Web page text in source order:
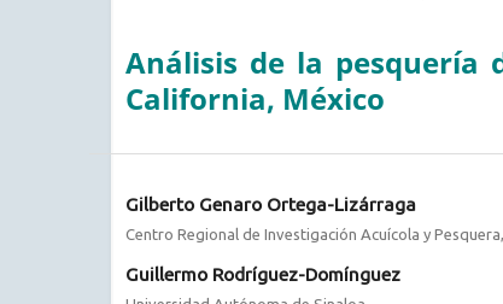
Análisis de la pesquería
California, México
Gilberto Genaro Ortega-Lizárraga
Centro Regional de Investigación Acuícola y Pesquera,
Guillermo Rodríguez-Domínguez